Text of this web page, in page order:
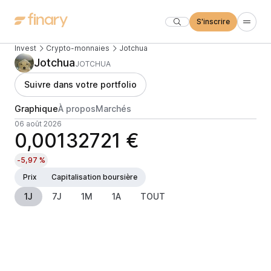
S'inscrire
Invest Crypto-monnaies Jotchua
JotchuaJOTCHUA
Suivre dans votre portfolio
GraphiqueÀ proposMarchés
06 août 2026
0,00132721 €
-5,97 %
Prix
Capitalisation boursière
1J 7J 1M 1A TOUT